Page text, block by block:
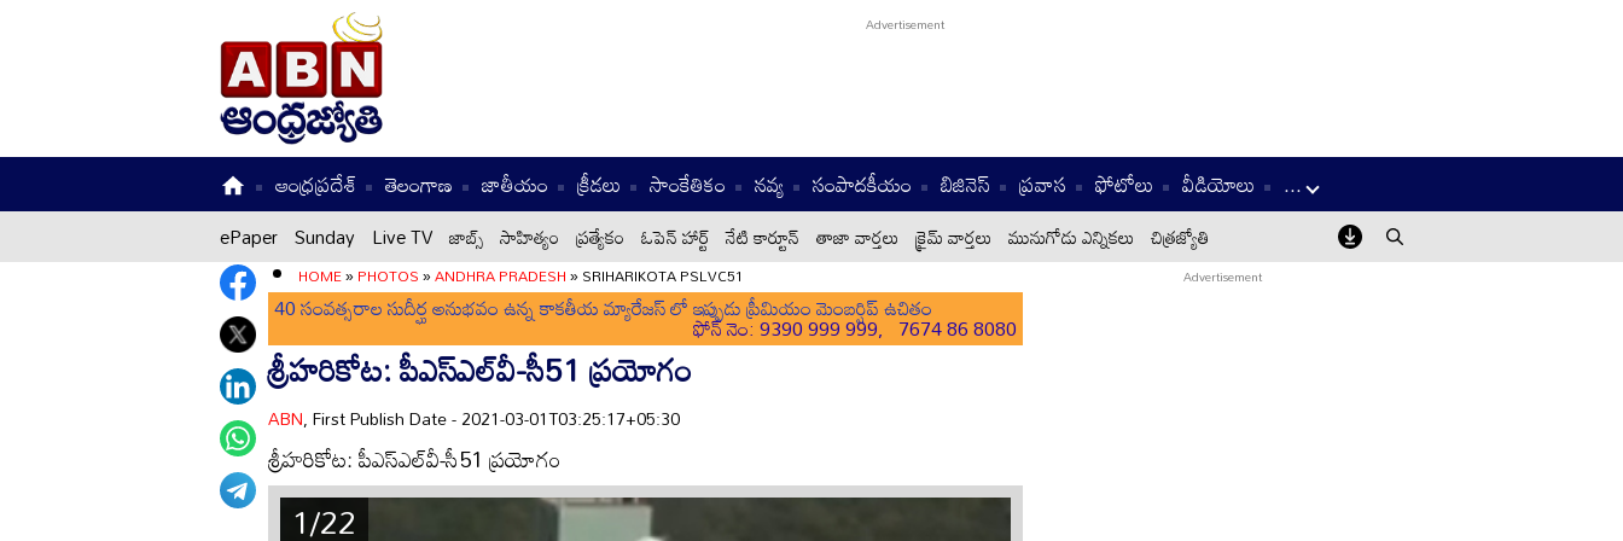
ఆంధ్రప్రదేశ్ తెలంగాణ జాతీయం క్రీడలు సాంకేతికం నవ్య సంపాదకీయం బిజినెస్ ప్రవాస ఫోటోలు వీడియోలు ...
ePaper Sunday Live TV జాబ్స్ సాహిత్యం ప్రత్యేకం ఓపెన్ హార్ట్ నేటి కార్టూన్ తాజా వార్తలు క్రైమ్ వార్తలు మునుగోడు ఎన్నికలు చిత్రజ్యోతి
HOME»PHOTOS»ANDHRA PRADESH»SRIHARIKOTA PSLVC51
40 సంవత్సరాల సుదీర్ఘ అనుభవం ఉన్న కాకతీయ మ్యారేజస్ లో ఇప్పుడు ప్రీమియం మెంబర్షిప్ ఉచితం
ఫోన్ నెం: 9390 999 999, 7674 86 8080
శ్రీహరికోట: పీఎస్‌ఎల్‌వీ-సీ51 ప్రయోగం
ABN, First Publish Date - 2021-03-01T03:25:17+05:30
శ్రీహరికోట: పీఎస్‌ఎల్‌వీ-సీ51 ప్రయోగం
1/22